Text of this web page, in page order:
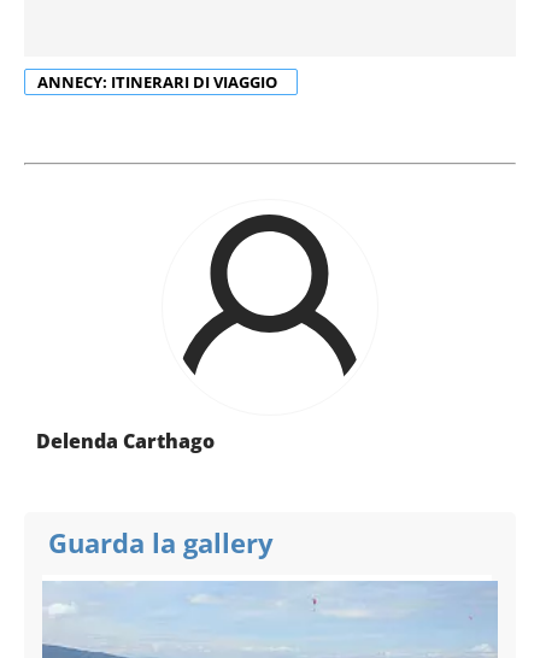
ANNECY: ITINERARI DI VIAGGIO
Delenda Carthago
Guarda la gallery